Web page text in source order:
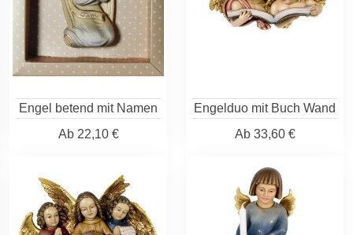
Engel betend mit Namen
Ab22,10 €
Engelduo mit Buch Wand
Ab33,60 €